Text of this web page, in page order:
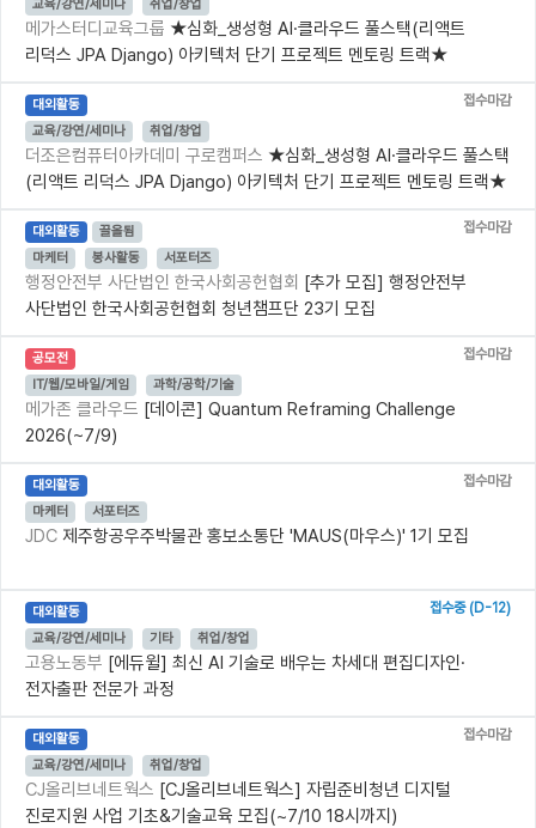
메가스터디교육그룹 ★심화_생성형 AI·클라우드 풀스택(리액트
리덕스 JPA Django) 아키텍처 단기 프로젝트 멘토링 트랙★
대외활동
접수마감
교육/강연/세미나
취업/창업
더조은컴퓨터아카데미 구로캠퍼스 ★심화_생성형 AI·클라우드 풀스택
(리액트 리덕스 JPA Django) 아키텍처 단기 프로젝트 멘토링 트랙★
대외활동 끌올됨
접수마감
마케터
봉사활동 서포터즈
행정안전부 사단법인 한국사회공헌협회 [추가 모집] 행정안전부
사단법인 한국사회공헌협회 청년챔프단 23기 모집
공모전
접수마감
IT/웹/모바일/게임
과학/공학/기술
메가존 클라우드 [데이콘] Quantum Reframing Challenge
2026(~7/9)
대외활동
접수마감
마케터
서포터즈
JDC 제주항공우주박물관 홍보소통단 'MAUS(마우스)' 1기 모집
대외활동
접수중 (D-12)
교육/강연/세미나
기타 취업/창업
고용노동부 [에듀윌] 최신 AI 기술로 배우는 차세대 편집디자인·
전자출판 전문가 과정
대외활동
접수마감
교육/강연/세미나
취업/창업
CJ올리브네트웍스 [CJ올리브네트웍스] 자립준비청년 디지털
진로지원 사업 기초&기술교육 모집(~7/10 18시까지)